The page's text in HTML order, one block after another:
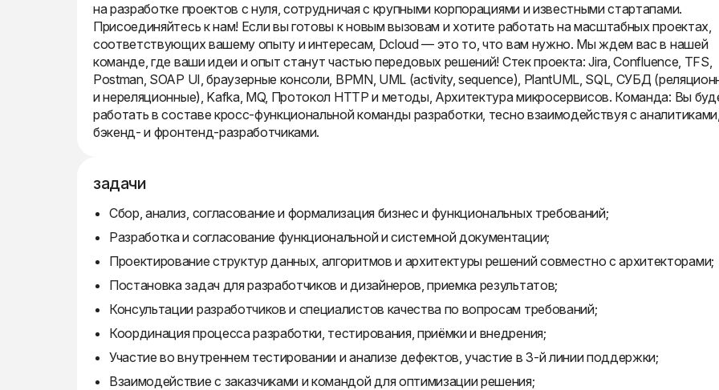
на разработке проектов с нуля, сотрудничая с крупными корпорациями и известными стартапами.
Присоединяйтесь к нам! Если вы готовы к новым вызовам и хотите работать на масштабных проектах,
соответствующих вашему опыту и интересам, Dcloud — это то, что вам нужно. Мы ждем вас в нашей
команде, где ваши идеи и опыт станут частью передовых решений! Стек проекта: Jira, Confluence, TFS,
Postman, SOAP UI, браузерные консоли, BPMN, UML (activity, sequence), PlantUML, SQL, СУБД
и нереляционные), Kafka, MQ, Протокол HTTP и методы, Архитектура микросервисов. Команда: Вы
работать в составе кросс-функциональной команды разработки, тесно взаимодействуя с
бэкенд- и фронтенд-разработчиками.
задачи
Сбор, анализ, согласование и формализация бизнес и функциональных требований;
Разработка и согласование функциональной и системной документации;
Проектирование структур данных, алгоритмов и архитектуры решений совместно с архитекторами;
Постановка задач для разработчиков и дизайнеров, приемка результатов;
Консультации разработчиков и специалистов качества по вопросам требований;
Координация процесса разработки, тестирования, приёмки и внедрения;
Участие во внутреннем тестировании и анализе дефектов, участие в 3-й линии поддержки;
Взаимодействие с заказчиками и командой для оптимизации решения;